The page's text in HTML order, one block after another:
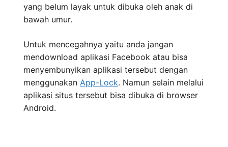
yang belum layak untuk dibuka oleh anak di
bawah umur.
Untuk mencegahnya yaitu anda jangan
mendownload aplikasi Facebook atau bisa
menyembunyikan aplikasi tersebut dengan
menggunakan App-Lock. Namun selain melalui
aplikasi situs tersebut bisa dibuka di browser
Android.